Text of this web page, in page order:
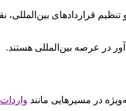
تنظیم قراردادهای
در عرصه بین‌المللی هستند.
در مسیرهایی مانند